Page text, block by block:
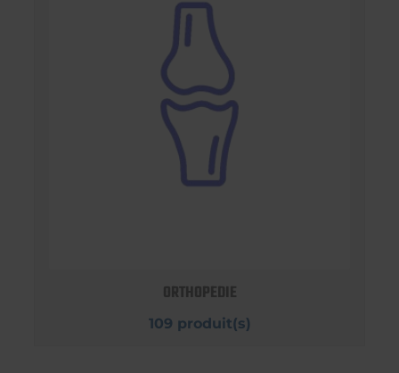
ORTHOPEDIE
109 produit(s)